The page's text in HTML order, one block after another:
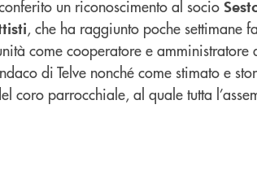
un riconoscimento al socio
, che ha raggiunto poche settimane
come cooperatore e amministratore
di Telve nonché come stimato e
coro parrocchiale, al quale tutta